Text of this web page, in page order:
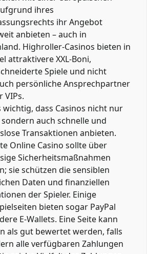
ihres
ihr Angebot
anbieten – auch in
Highroller-Casinos bieten in
attraktivere XXL-Boni,
Spiele und nicht
persönliche Ansprechpartner
VIPs.
wichtig, dass Casinos nicht nur
auch schnelle und
Transaktionen anbieten.
Online Casino sollte über
Sicherheitsmaßnahmen
sie schützen die sensiblen
Daten und finanziellen
der Spieler. Einige
bieten sogar PayPal
E-Wallets. Eine Seite kann
als gut bewertet werden, falls
alle verfügbaren Zahlungen